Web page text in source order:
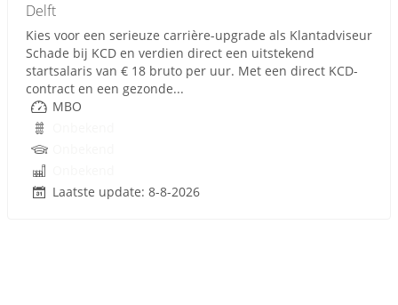
Delft
Kies voor een serieuze carrière-upgrade als Klantadviseur
Schade bij KCD en verdien direct een uitstekend
startsalaris van € 18 bruto per uur. Met een direct KCD-
contract en een gezonde...
MBO
Laatste update: 8-8-2026